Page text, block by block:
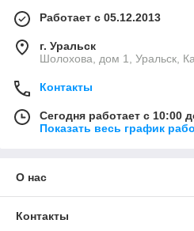
Работает с 05.12.2013
г. Уральск
Шолохова, дом 1, Уральск,
Контакты
Сегодня работает с 10:00
Показать весь график
О нас
Контакты